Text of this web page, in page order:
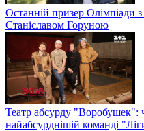
Останній призер Олімпіади
Станіславом Горуною
Театр абсурду "Воробушек":
найабсурднішій команді